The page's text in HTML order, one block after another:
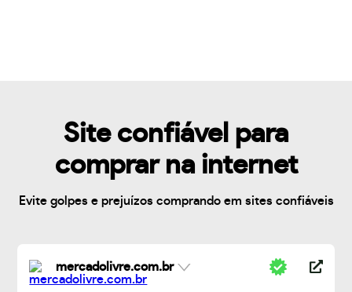
Site confiável para
comprar na internet
Evite golpes e prejuízos comprando em sites confiáveis
mercadolivre.com.br